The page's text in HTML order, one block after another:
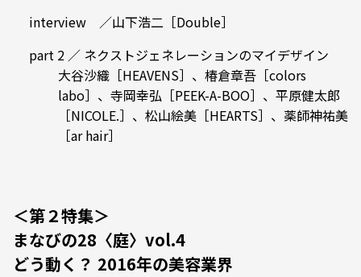
interview ／山下浩二［Double］
part 2 ／ ネクストジェネレーションのマイデザイン
大谷沙織［HEAVENS］、椿倉章吾［colors
labo］、寺岡幸弘［PEEK-A-BOO］、平原健太郎
［NICOLE.］、松山絵美［HEARTS］、薬師神祐美
［ar hair］
＜第２特集＞
まなびの28〈庭〉vol.4
どう動く？ 2016年の美容業界